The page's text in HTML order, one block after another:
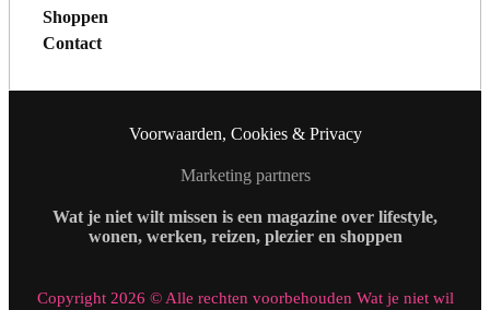
Shoppen
Contact
Voorwaarden, Cookies & Privacy
Marketing partners
Wat je niet wilt missen is een magazine over lifestyle,
wonen, werken, reizen, plezier en shoppen
Copyright 2026 © Alle rechten voorbehouden Wat je niet wil